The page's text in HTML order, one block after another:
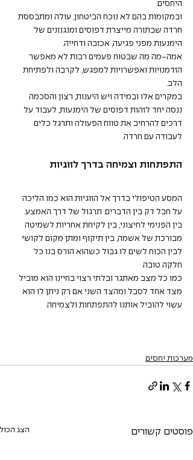
היחסים.
ובמקומות בהם לא נוכח הביטחון, עולה ומתבססת
חרדה שבתורה מייצרת דפוסים ומנגנונים של
הימנעות מפני פגיעה, אכזבה ודחייה.
אמה-מה מה שבטוח פעמים רבות לא מאפשר
הזדמנויות ואפשרויות למפגש, לקרבה ולפתיחת
הלב.
במקרים אלו ובמידה ויש היענות, רצון והסכמה
ננסה יחד לזהות דפוסים של הימנעות, לעבוד על
דרכים להרחיב את טווח הפעולה ותרגל כלים
לעבודה עם חרדה.
התפתחות וצמיחה בדרך לזוגיות
המסע הטיפולי בדרך אל הזוגיות הוא כמו הליכה
על חבל דק בין הדברים. תרגול של דרך האמצע.
בין הפנימי לחיצוני, בין לקיחת אחריות לשמיטה
מבורכת של אשמה, בין תיקוף ומתן מקום לקושי
לבין הכוח לשים לו גבול כשהוא הורס בנו כל
חלקה טובה.
כמו כל מצב מאתגר ובלתי רצוי בחיינו הוא מוביל
מצד אחד לסבל ומהצד השני אם רק ניתן לו הוא
עשוי להוביל אותנו להתפתחות ולצמיחה.
מערכות יחסים
פוסטים קשורים הצג הכול